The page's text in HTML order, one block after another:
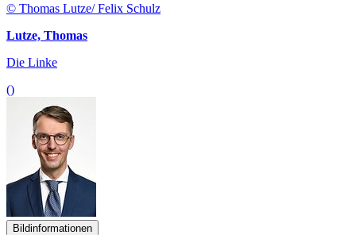
© Thomas Lutze/ Felix Schulz
Lutze, Thomas
Die Linke
()
Bildinformationen